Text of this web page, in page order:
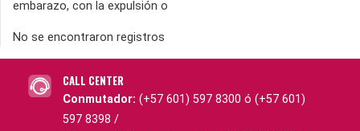
embarazo, con la expulsión o
No se encontraron registros
CALL CENTER
Conmutador: (+57 601) 597 8300 ó (+57 601)
597 8398 /